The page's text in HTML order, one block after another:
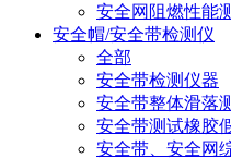
安全网阻燃性能
安全帽/安全带检测仪
全部
安全带检测仪器
安全带整体滑落
安全带测试橡胶
安全带、安全网